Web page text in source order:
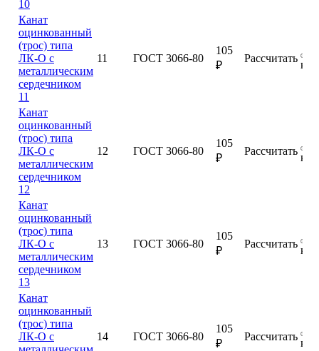
10
Канат
оцинкованный
(трос) типа
ЛК-О с
металлическим
сердечником
11
11 ГОСТ 3066-80
105
₽
Рассчитать
Канат
оцинкованный
(трос) типа
ЛК-О с
металлическим
сердечником
12
12 ГОСТ 3066-80
105
₽
Рассчитать
Канат
оцинкованный
(трос) типа
ЛК-О с
металлическим
сердечником
13
13 ГОСТ 3066-80
105
₽
Рассчитать
Канат
оцинкованный
(трос) типа
ЛК-О с
14 ГОСТ 3066-80
105
₽
Рассчитать